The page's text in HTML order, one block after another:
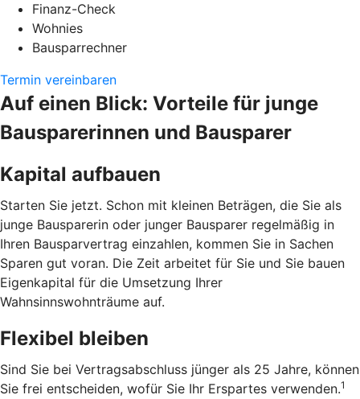
Finanz-Check
Wohnies
Bausparrechner
Termin vereinbaren
Auf einen Blick: Vorteile für junge
Bausparerinnen und Bausparer
Kapital aufbauen
Starten Sie jetzt. Schon mit kleinen Beträgen, die Sie als
junge Bausparerin oder junger Bausparer regelmäßig in
Ihren Bausparvertrag einzahlen, kommen Sie in Sachen
Sparen gut voran. Die Zeit arbeitet für Sie und Sie bauen
Eigenkapital für die Umsetzung Ihrer
Wahnsinnswohnträume auf.
Flexibel bleiben
Sind Sie bei Vertragsabschluss jünger als 25 Jahre, können
Sie frei entscheiden, wofür Sie Ihr Erspartes verwenden.1